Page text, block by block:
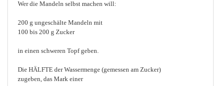
Wer die Mandeln selbst machen will:
200 g ungeschälte Mandeln mit
100 bis 200 g Zucker
in einen schweren Topf geben.
Die HÄLFTE der Wassermenge (gemessen am Zucker)
zugeben, das Mark einer